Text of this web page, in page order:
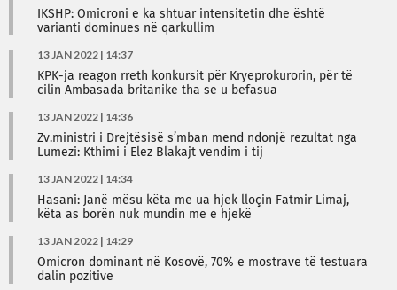
IKSHP: Omicroni e ka shtuar intensitetin dhe është
varianti dominues në qarkullim
13 JAN 2022 | 14:37
KPK-ja reagon rreth konkursit për Kryeprokurorin, për të
cilin Ambasada britanike tha se u befasua
13 JAN 2022 | 14:36
Zv.ministri i Drejtësisë s’mban mend ndonjë rezultat nga
Lumezi: Kthimi i Elez Blakajt vendim i tij
13 JAN 2022 | 14:34
Hasani: Janë mësu këta me ua hjek lloçin Fatmir Limaj,
këta as borën nuk mundin me e hjekë
13 JAN 2022 | 14:29
Omicron dominant në Kosovë, 70% e mostrave të testuara
dalin pozitive